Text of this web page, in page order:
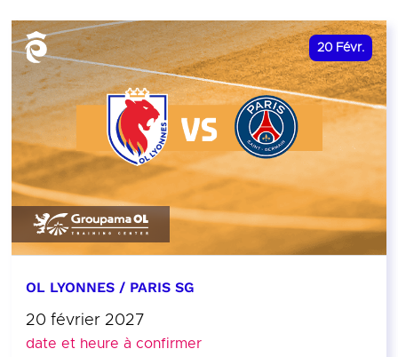
20 Févr.
OL LYONNES / PARIS SG
20 février 2027
date et heure à confirmer